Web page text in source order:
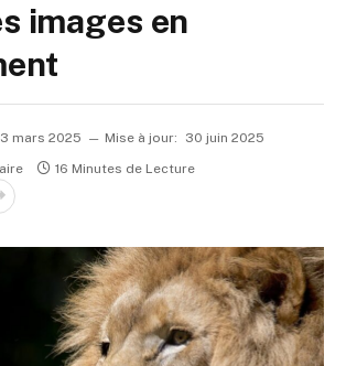
images en
3 mars 2025 Mise à jour:
30 juin 2025
16 Minutes de Lecture